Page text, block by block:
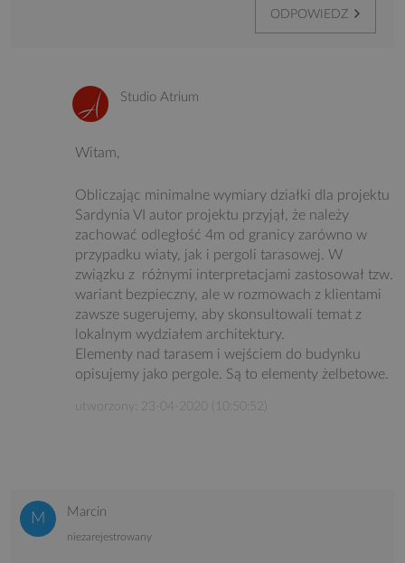
ODPOWIEDZ
Studio Atrium
Witam,
Obliczając minimalne wymiary działki dla projektu
Sardynia VI autor projektu przyjął, że należy
zachować odległość 4m od granicy zarówno w
przypadku wiaty, jak i pergoli tarasowej. W
związku z różnymi interpretacjami zastosował tzw.
wariant bezpieczny, ale w rozmowach z klientami
zawsze sugerujemy, aby skonsultowali temat z
lokalnym wydziałem architektury.
Elementy nad tarasem i wejściem do budynku
opisujemy jako pergole. Są to elementy żelbetowe.
utworzony: 23-04-2020 (10:50:52)
Marcin
niezarejestrowany